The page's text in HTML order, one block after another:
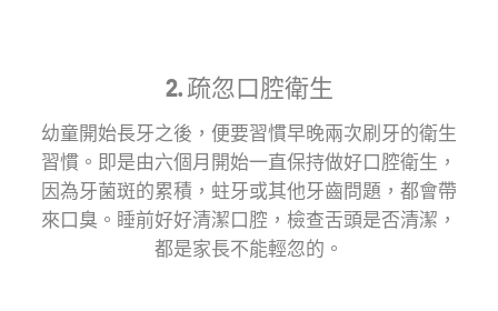
2. 疏忽口腔衛生
幼童開始長牙之後，便要習慣早晚兩次刷牙的衛生
習慣。即是由六個月開始一直保持做好口腔衛生，
因為牙菌斑的累積，蛀牙或其他牙齒問題，都會帶
來口臭。睡前好好清潔口腔，檢查舌頭是否清潔，
都是家長不能輕忽的。